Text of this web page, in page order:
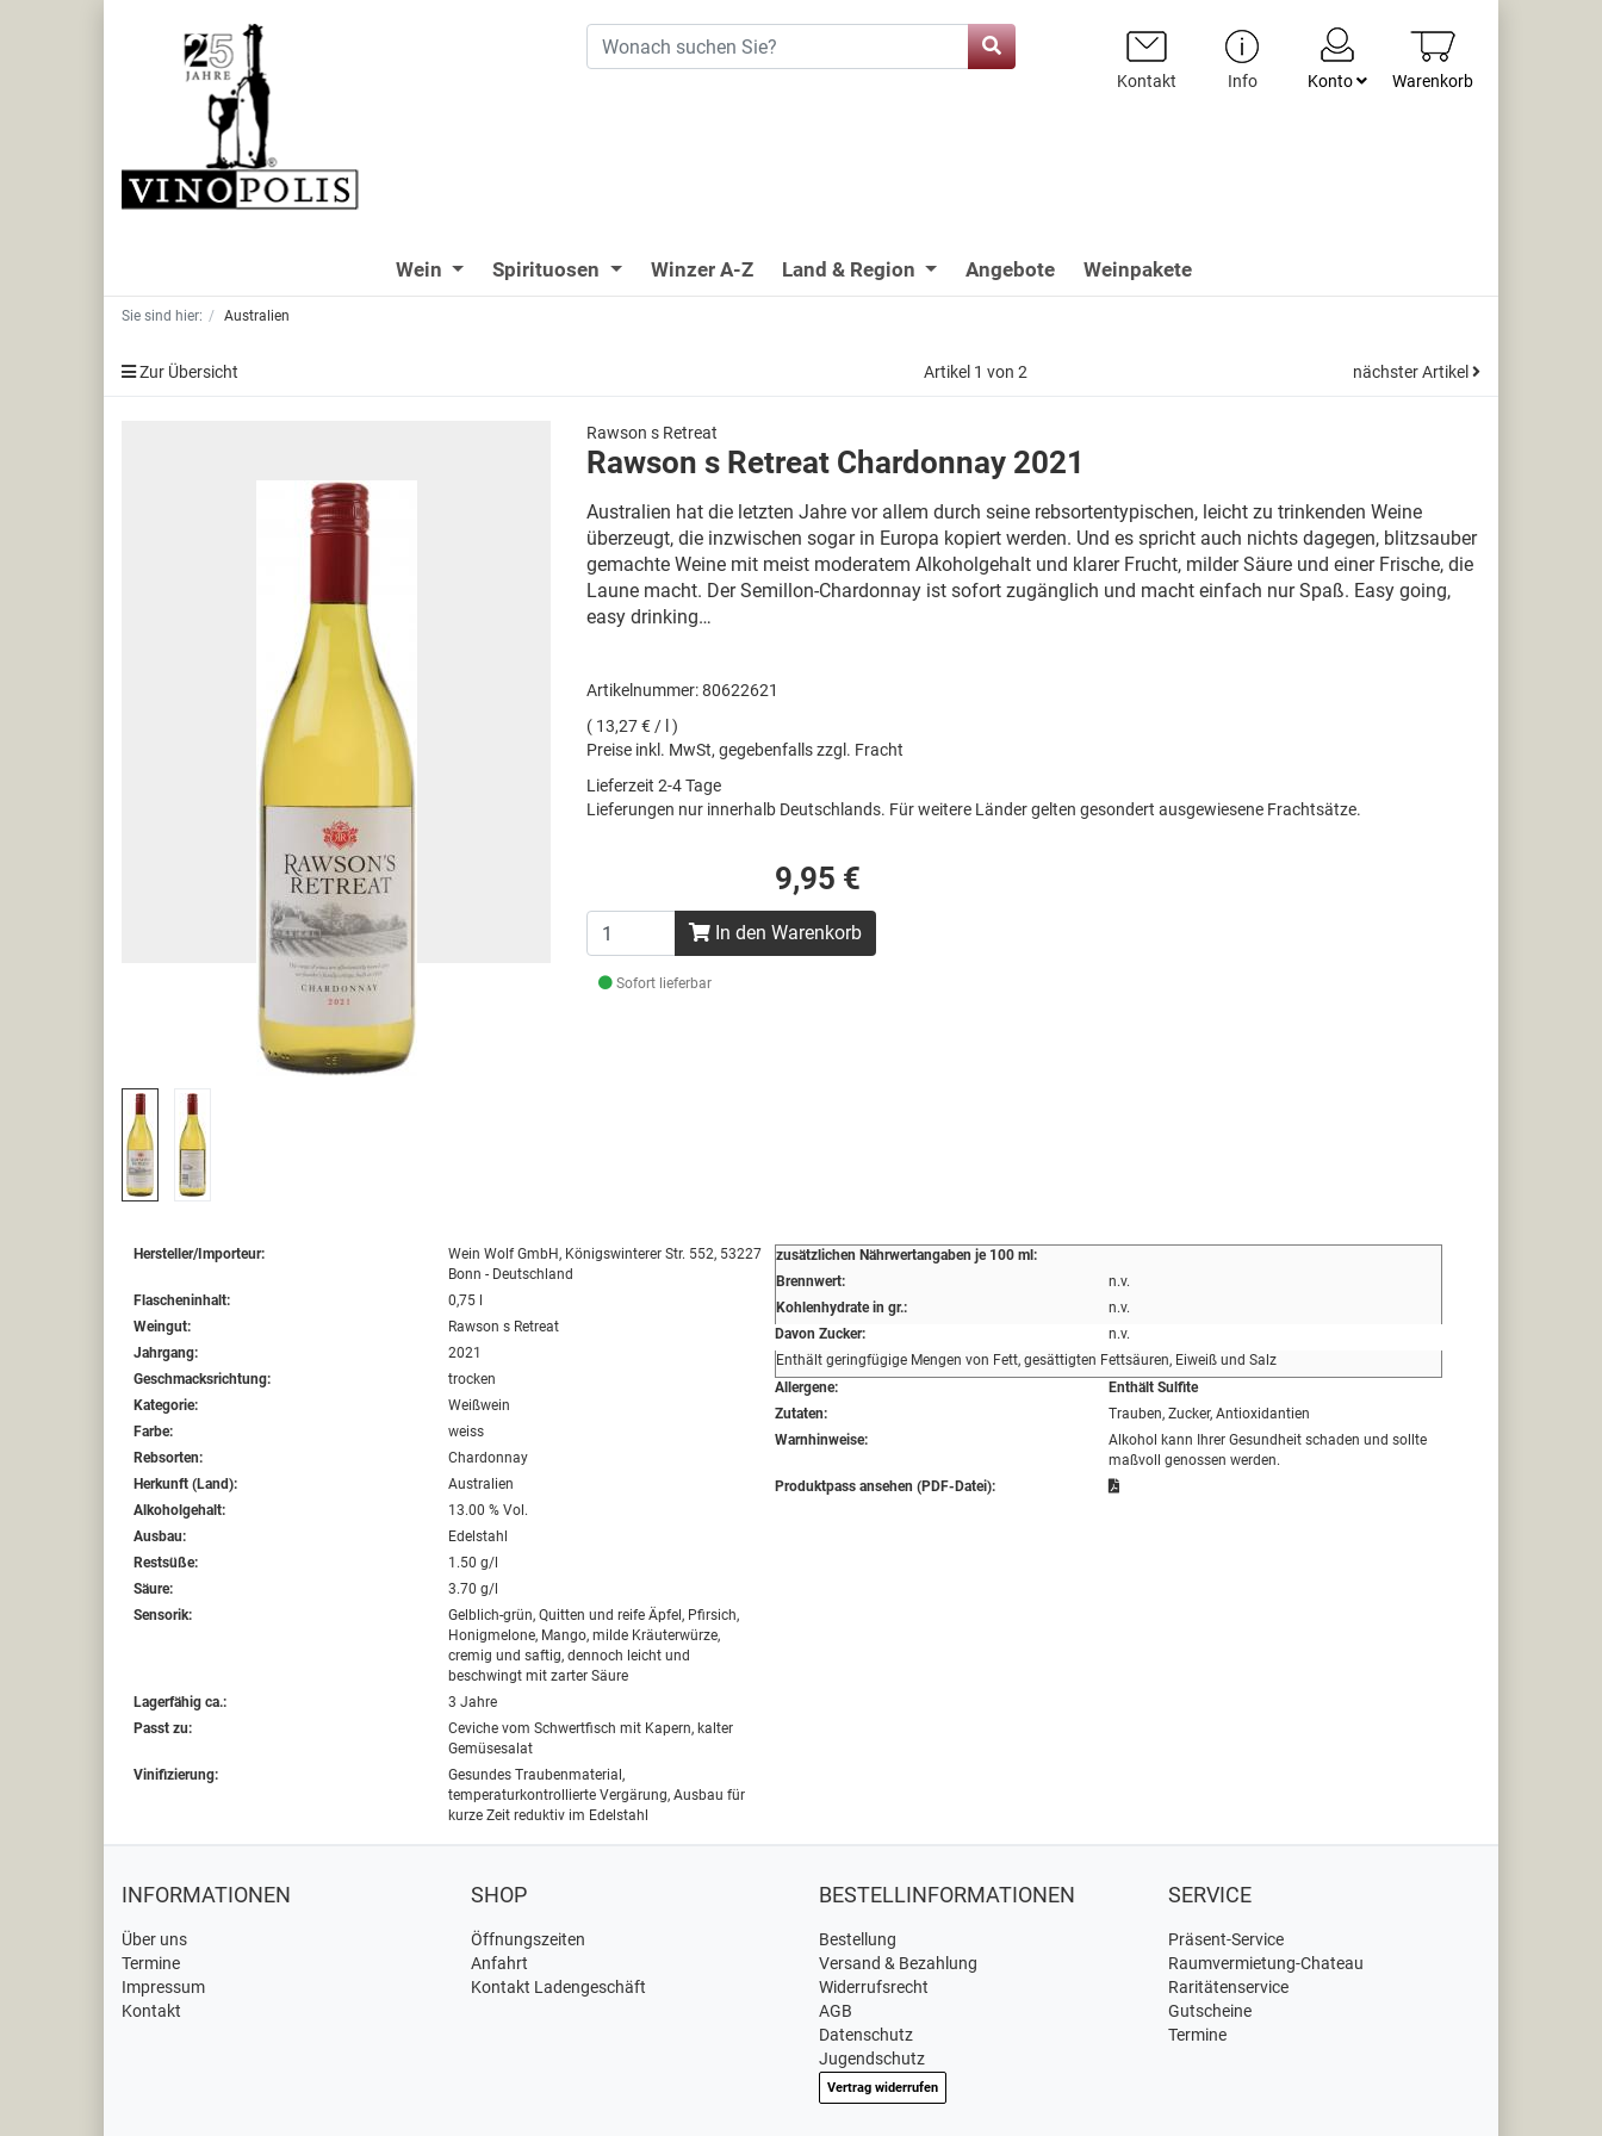
Warenkorb
Konto
Info
Kontakt
Wein Spirituosen Winzer A-Z Land & Region Angebote Weinpakete
Sie sind hier: Australien
Zur Übersicht Artikel 1 von 2 nächster Artikel
Rawson s Retreat
Rawson s Retreat Chardonnay 2021
Australien hat die letzten Jahre vor allem durch seine rebsortentypischen, leicht zu trinkenden Weine
überzeugt, die inzwischen sogar in Europa kopiert werden. Und es spricht auch nichts dagegen, blitzsauber
gemachte Weine mit meist moderatem Alkoholgehalt und klarer Frucht, milder Säure und einer Frische, die
Laune macht. Der Semillon-Chardonnay ist sofort zugänglich und macht einfach nur Spaß. Easy going,
easy drinking…
Artikelnummer: 80622621
( 13,27 € / l )
Preise inkl. MwSt, gegebenfalls zzgl. Fracht
Lieferzeit 2-4 Tage
Lieferungen nur innerhalb Deutschlands. Für weitere Länder gelten gesondert ausgewiesene Frachtsätze.
9,95 €
In den Warenkorb
Sofort lieferbar
Hersteller/Importeur:
Wein Wolf GmbH, Königswinterer Str. 552, 53227
Bonn - Deutschland
Flascheninhalt:
0,75 l
Weingut:
Rawson s Retreat
Jahrgang:
2021
Geschmacksrichtung:
trocken
Kategorie:
Weißwein
Farbe:
weiss
Rebsorten:
Chardonnay
Herkunft (Land):
Australien
Alkoholgehalt:
13.00 % Vol.
Ausbau:
Edelstahl
Restsüße:
1.50 g/l
Säure:
3.70 g/l
Sensorik:
Gelblich-grün, Quitten und reife Äpfel, Pfirsich,
Honigmelone, Mango, milde Kräuterwürze,
cremig und saftig, dennoch leicht und
beschwingt mit zarter Säure
Lagerfähig ca.:
3 Jahre
Passt zu:
Ceviche vom Schwertfisch mit Kapern, kalter
Gemüsesalat
Vinifizierung:
Gesundes Traubenmaterial,
temperaturkontrollierte Vergärung, Ausbau für
kurze Zeit reduktiv im Edelstahl
zusätzlichen Nährwertangaben je 100 ml:
Brennwert:
n.v.
Kohlenhydrate in gr.:
n.v.
Davon Zucker:
n.v.
Enthält geringfügige Mengen von Fett, gesättigten Fettsäuren, Eiweiß und Salz
Allergene:
Enthält Sulfite
Zutaten:
Trauben, Zucker, Antioxidantien
Warnhinweise:
Alkohol kann Ihrer Gesundheit schaden und sollte
maßvoll genossen werden.
Produktpass ansehen (PDF-Datei):
INFORMATIONEN
Über uns
Termine
Impressum
Kontakt
SHOP
Öffnungszeiten
Anfahrt
Kontakt Ladengeschäft
BESTELLINFORMATIONEN
Bestellung
Versand & Bezahlung
Widerrufsrecht
AGB
Datenschutz
Jugendschutz
Vertrag widerrufen
SERVICE
Präsent-Service
Raumvermietung-Chateau
Raritätenservice
Gutscheine
Termine